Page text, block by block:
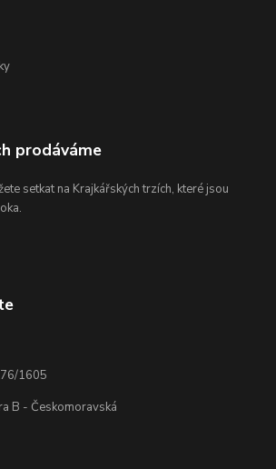
prodáváme
setkat na Krajkářských trzích, které jsou
1605
B - Českomoravská